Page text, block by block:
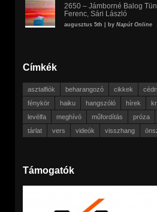
2650 – Jámborné Balog
Ferenc, Sári László
augusztus 5th | by Napút Online
Címkék
asztalfiók beharangozó cikkek
fénykör
haiku hangszóló hírek
levélfa
meghívó műfordítás próza
tárlat
vers videók visszhang
Támogatók